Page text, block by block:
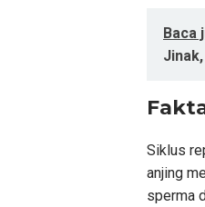
Baca
Siklus
anjing
sperma